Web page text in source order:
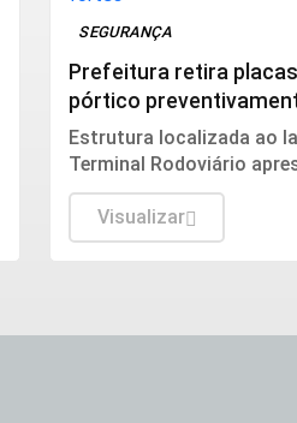
SEGURANÇA
Prefeitura retira
pórtico
de ventos fortes
Estrutura localizada ao
Terminal Rodoviário
danos e terá as placas
até que as condições de
sejam restabelecidas
Visualizar